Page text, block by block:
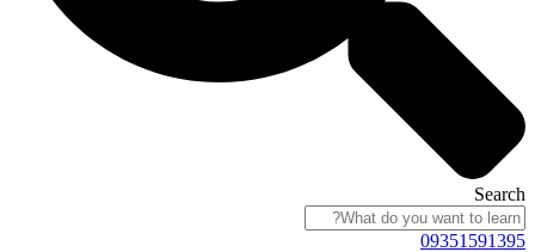
Search
09351591395